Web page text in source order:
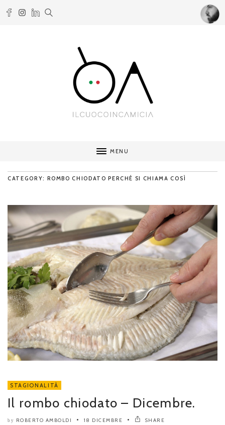
MENU
CATEGORY: ROMBO CHIODATO PERCHÉ SI CHIAMA COSÌ
STAGIONALITÀ
Il rombo chiodato – Dicembre.
by ROBERTO AMBOLDI 18 DICEMBRE SHARE